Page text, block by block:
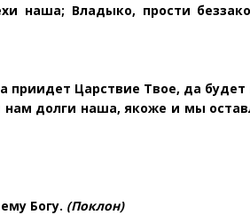
наша; Владыко, прости
приидет Царствие Твое, да будет
долги наша, якоже и мы
Богу. (Поклон)